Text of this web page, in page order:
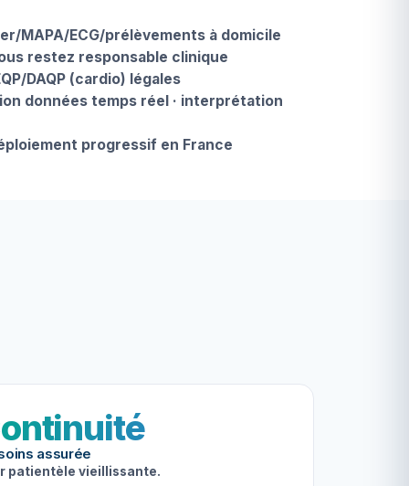
MAPA/ECG/prélèvements à domicile
restez responsable clinique
DAQP (cardio) légales
données temps réel · interprétation
progressif en France
assurée
patientèle vieillissante.